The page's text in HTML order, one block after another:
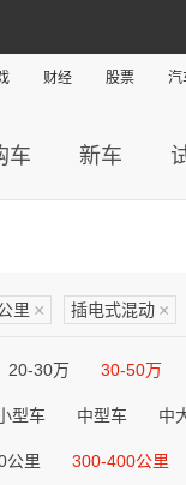
财经 股票 汽
车 新车
里 × 插电式混动 ×
20-30万 30-50万
型车 中型车 中
公里 300-400公里